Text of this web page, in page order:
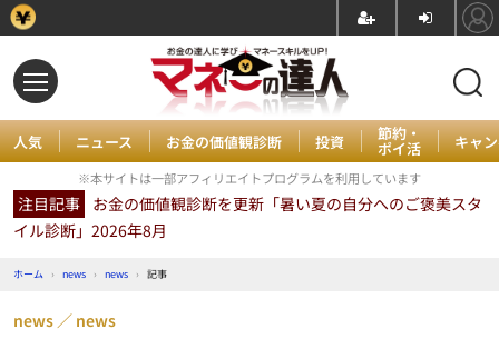
人気 ニュース お金の価値観診断 投資 節約・
ポイ活 キャ
※本サイトは一部アフィリエイトプログラムを利用しています
注目記事 お金の価値観診断を更新「暑い夏の自分へのご褒美スタ
イル診断」2026年8月
ホーム › news › news › 記事
news news